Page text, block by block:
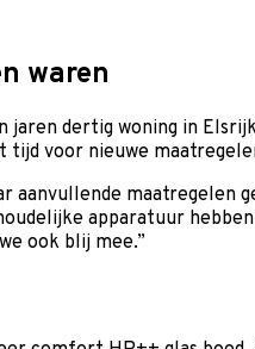
waren
jaren dertig woning in
tijd voor nieuwe
aanvullende
apparatuur
ook blij mee.”